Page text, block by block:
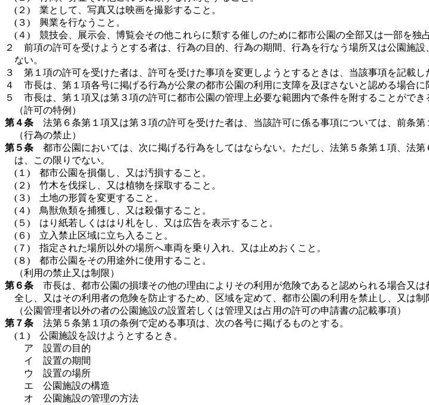
(２) 業として、写真又は映画を撮影すること。
(３) 興業を行なうこと。
(４) 競技会、展示会、博覧会その他これらに類する催しのために都市公園の全部又は一部を独
２ 前項の許可を受けようとする者は、行為の目的、行為の期間、行為を行なう場所又は公園施
ない。
３ 第１項の許可を受けた者は、許可を受けた事項を変更しようとするときは、当該事項を記載し
４ 市長は、第１項各号に掲げる行為が公衆の都市公園の利用に支障を及ぼさないと認める場合に
５ 市長は、第１項又は第３項の許可に都市公園の管理上必要な範囲内で条件を附することができ
（許可の特例）
第４条 法第６条第１項又は第３項の許可を受けた者は、当該許可に係る事項については、前条第
（行為の禁止）
第５条 都市公園においては、次に掲げる行為をしてはならない。ただし、法第５条第１項、法
は、この限りでない。
(１) 都市公園を損傷し、又は汚損すること。
(２) 竹木を伐採し、又は植物を採取すること。
(３) 土地の形質を変更すること。
(４) 鳥獣魚類を捕獲し、又は殺傷すること。
(５) はり紙若しくははり札をし、又は広告を表示すること。
(６) 立入禁止区域に立ち入ること。
(７) 指定された場所以外の場所へ車両を乗り入れ、又は止めおくこと。
(８) 都市公園をその用途外に使用すること。
（利用の禁止又は制限）
第６条 市長は、都市公園の損壊その他の理由によりその利用が危険であると認められる場合又
全し、又はその利用者の危険を防止するため、区域を定めて、都市公園の利用を禁止し、又は制
（公園管理者以外の者の公園施設の設置若しくは管理又は占用の許可の申請書の記載事項）
第７条 法第５条第１項の条例で定める事項は、次の各号に掲げるものとする。
(１) 公園施設を設けようとするとき。
ア 設置の目的
イ 設置の期間
ウ 設置の場所
エ 公園施設の構造
オ 公園施設の管理の方法